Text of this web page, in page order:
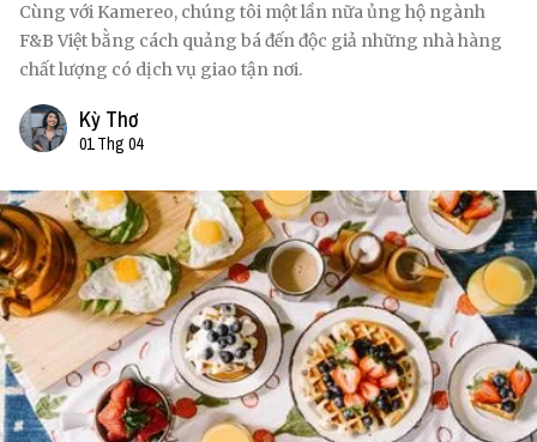
Cùng với Kamereo, chúng tôi một lần nữa ủng hộ ngành
F&B Việt bằng cách quảng bá đến độc giả những nhà hàng
chất lượng có dịch vụ giao tận nơi.
Kỳ Thơ
01 Thg 04